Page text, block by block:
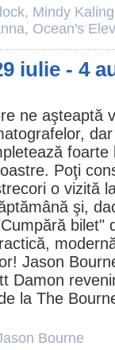
, Mindy Kaling
, Ocean's
iulie - 4
ne aşteaptă
foarte
Poţi
o vizită
şi,
bilet"
Jason
Damon
la The
Bourne